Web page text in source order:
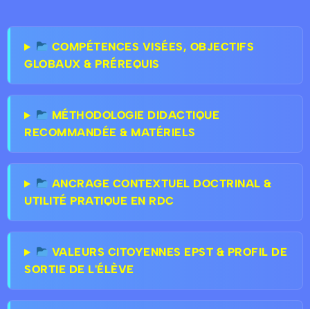
COMPÉTENCES VISÉES, OBJECTIFS
GLOBAUX & PRÉREQUIS
MÉTHODOLOGIE DIDACTIQUE
RECOMMANDÉE & MATÉRIELS
ANCRAGE CONTEXTUEL DOCTRINAL &
UTILITÉ PRATIQUE EN RDC
VALEURS CITOYENNES EPST & PROFIL DE
SORTIE DE L'ÉLÈVE